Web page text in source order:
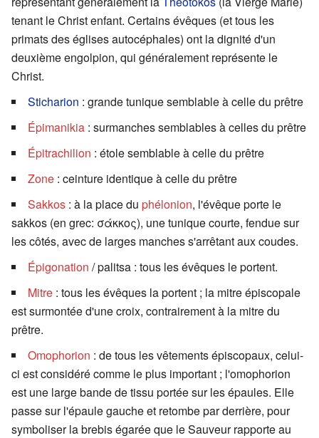
tenant le Christ enfant. Certains évêques (et tous les
primats des églises autocéphales) ont la dignité d'un
deuxième engolpion, qui généralement représente le
Christ.
Sticharion : grande tunique semblable à celle du prêtre
Épimanikia : surmanches semblables à celles du prêtre
Épitrachilion : étole semblable à celle du prêtre
Zone : ceinture identique à celle du prêtre
Sakkos : à la place du phélonion, l'évêque porte le
sakkos (en grec: σάκκος), une tunique courte, fendue sur
les côtés, avec de larges manches s'arrêtant aux coudes.
Épigonation / palitsa : tous les évêques le portent.
Mitre : tous les évêques la portent ; la mitre épiscopale
est surmontée d'une croix, contrairement à la mitre du
prêtre.
Omophorion : de tous les vêtements épiscopaux, celui-
ci est considéré comme le plus important ; l'omophorion
est une large bande de tissu portée sur les épaules. Elle
passe sur l'épaule gauche et retombe par derrière, pour
symboliser la brebis égarée que le Sauveur rapporte au